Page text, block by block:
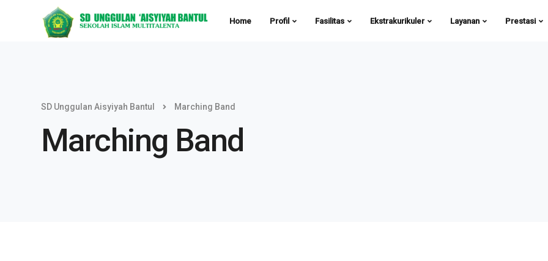
Home Profil Fasilitas Ekstrakurikuler Layanan Prestasi
SD Unggulan Aisyiyah Bantul Marching Band
Marching Band